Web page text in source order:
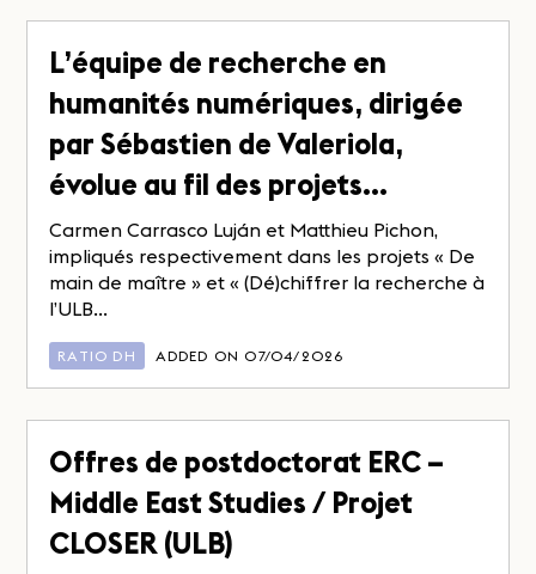
L’équipe de recherche en
humanités numériques, dirigée
par Sébastien de Valeriola,
évolue au fil des projets…
Carmen Carrasco Luján et Matthieu Pichon,
impliqués respectivement dans les projets « De
main de maître » et « (Dé)chiffrer la recherche à
l’ULB...
RATIO DH ADDED ON 07/04/2026
Offres de postdoctorat ERC –
Middle East Studies / Projet
CLOSER (ULB)